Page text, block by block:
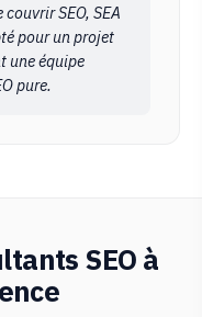
SEO, SEA
pour un projet
une équipe
pure.
SEO à